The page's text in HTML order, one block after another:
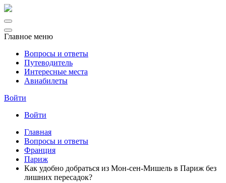
Главное меню
Вопросы и ответы
Путеводитель
Интересные места
Авиабилеты
Войти
Войти
Главная
Вопросы и ответы
Франция
Париж
Как удобно добраться из Мон-сен-Мишель в Париж без
лишних пересадок?